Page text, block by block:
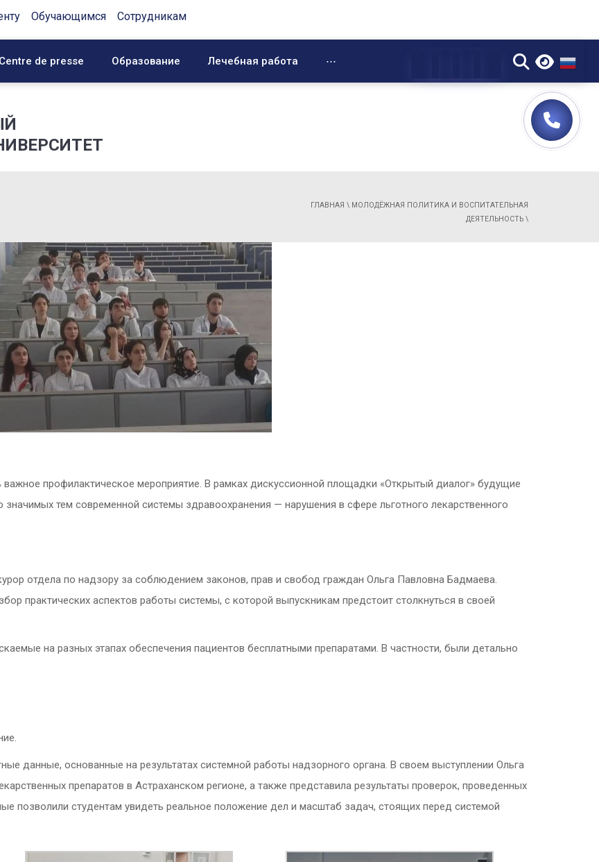
Обучающимся Сотрудникам
Centre de presse Образование Лечебная работа ⋯ ▼
ГЛАВНАЯ \ МОЛОДЁЖНАЯ ПОЛИТИКА И ВОСПИТАТЕЛЬНАЯ
ДЕЯТЕЛЬНОСТЬ \
профилактическое мероприятие. В рамках дискуссионной площадки «Открытый диалог» будущие
тем современной системы здравоохранения — нарушения в сфере льготного лекарственного
отдела по надзору за соблюдением законов, прав и свобод граждан Ольга Павловна Бадмаева.
практических аспектов работы системы, с которой выпускникам предстоит столкнуться в своей
на разных этапах обеспечения пациентов бесплатными препаратами. В частности, были детально
данные, основанные на результатах системной работы надзорного органа. В своем выступлении Ольга
препаратов в Астраханском регионе, а также представила результаты проверок, проведенных
позволили студентам увидеть реальное положение дел и масштаб задач, стоящих перед системой